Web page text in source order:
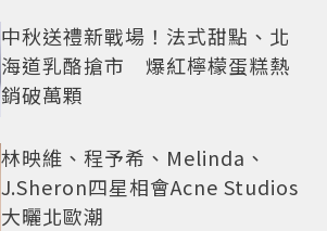
中秋送禮新戰場！法式甜點、北
海道乳酪搶市 爆紅檸檬蛋糕熱
銷破萬顆
林映維、程予希、Melinda、
J.Sheron四星相會Acne Studios
大曬北歐潮